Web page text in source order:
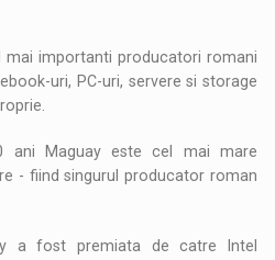
mai importanti producatori romani
uri, PC-uri, servere si storage
ani Maguay este cel mai mare
- fiind singurul producator roman
a fost premiata de catre Intel